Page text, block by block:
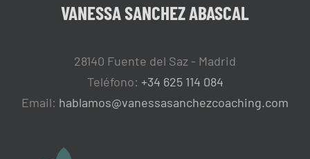
VANESSA SANCHEZ ABASCAL
28140 Fuente del Saz - Madrid
Teléfono: +34 625 114 084
Email: hablamos@vanessasanchezcoaching.com